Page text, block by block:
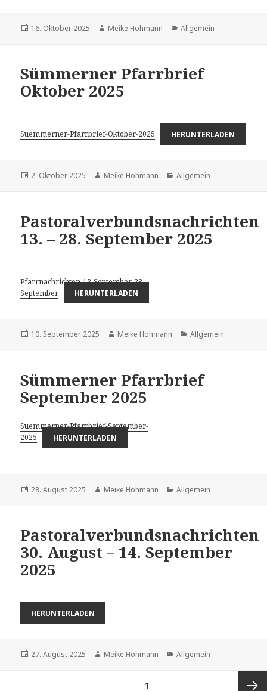
Veröffentlicht
16. Oktober 2025 Autor
Meike Hohmann Kategorien
Allgemein
Sümmerner Pfarrbrief
Oktober 2025
Suemmerner-Pfarrbrief-Oktober-2025 HERUNTERLADEN
Veröffentlicht
2. Oktober 2025 Autor
Meike Hohmann Kategorien
Allgemein
Pastoralverbundsnachrichten
13. – 28. September 2025
Pfarrnachrichten-13-September-28-
September
HERUNTERLADEN
Veröffentlicht
10. September 2025 Autor
Meike Hohmann Kategorien
Allgemein
Sümmerner Pfarrbrief
September 2025
Suemmerner-Pfarrbrief-September-
2025
HERUNTERLADEN
Veröffentlicht
28. August 2025 Autor
Meike Hohmann Kategorien
Allgemein
Pastoralverbundsnachrichten
30. August – 14. September
2025
HERUNTERLADEN
Veröffentlicht
27. August 2025 Autor
Meike Hohmann Kategorien
Allgemein
1